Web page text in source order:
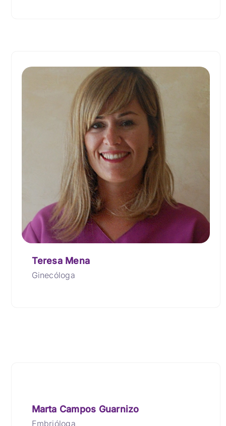
Teresa Mena
Ginecóloga
Marta Campos Guarnizo
Embrióloga